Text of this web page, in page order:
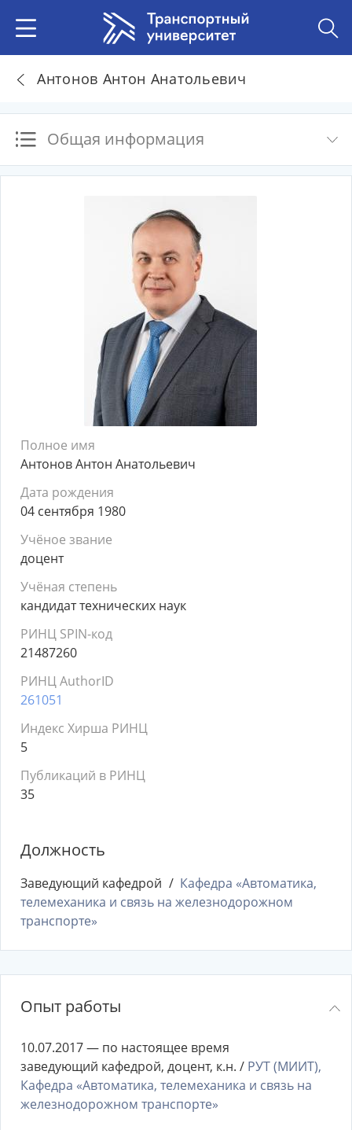
Антонов Антон Анатольевич
Общая информация
Полное имя
Антонов Антон Анатольевич
Дата рождения
04 сентября 1980
Учёное звание
доцент
Учёная степень
кандидат технических наук
РИНЦ SPIN-код
21487260
РИНЦ AuthorID
261051
Индекс Хирша РИНЦ
5
Публикаций в РИНЦ
35
Должность
Заведующий кафедрой
Кафедра «Автоматика,
телемеханика и связь на железнодорожном
транспорте»
Опыт работы
10.07.2017 — по настоящее время
заведующий кафедрой, доцент, к.н. / РУТ (МИИТ),
Кафедра «Автоматика, телемеханика и связь на
железнодорожном транспорте»